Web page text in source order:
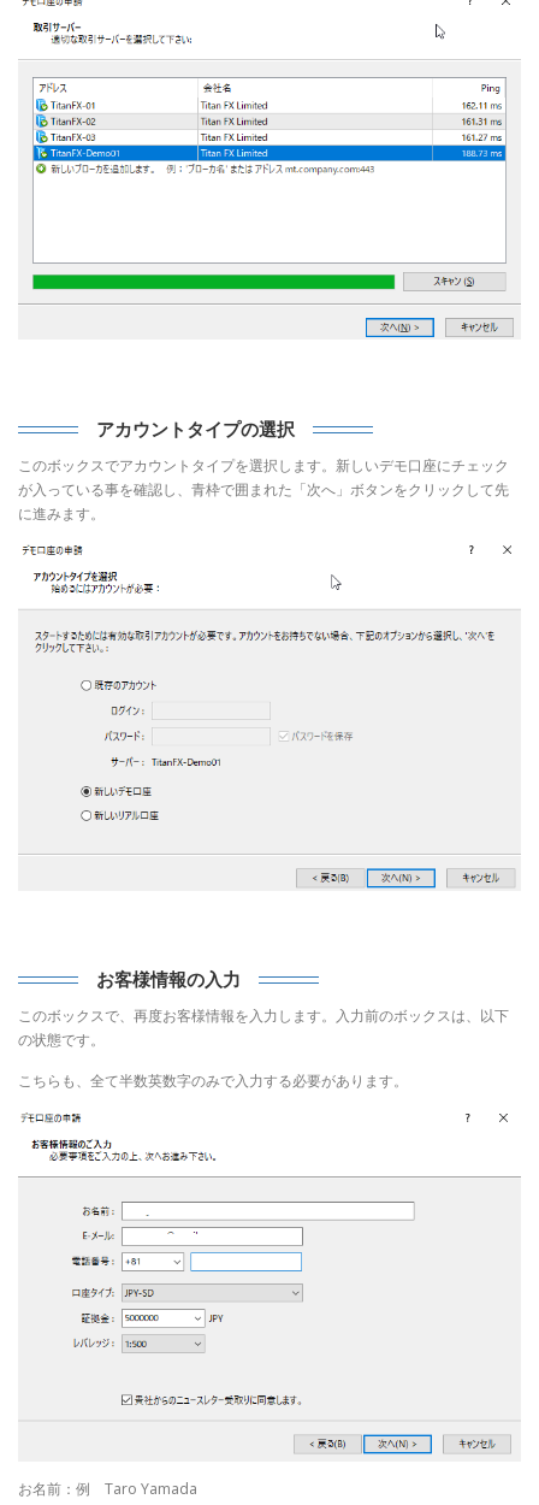
アカウントタイプの選択
このボックスでアカウントタイプを選択します。新しいデモ口座にチェック
が入っている事を確認し、青枠で囲まれた「次へ」ボタンをクリックして先
に進みます。
お客様情報の入力
このボックスで、再度お客様情報を入力します。入力前のボックスは、以下
の状態です。
こちらも、全て半数英数字のみで入力する必要があります。
お名前：例 Taro Yamada